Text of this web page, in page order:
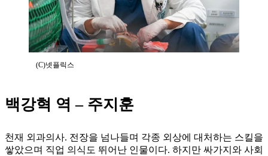
(C)넷플릭스
백강혁 역 – 주지훈
천재 외과의사. 전장을 넘나들며 각종 외상에 대처하는 스킬을
쌓았으며 직업 의식도 뛰어난 인물이다. 하지만 싸가지와 사회